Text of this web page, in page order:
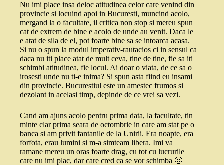
Nu imi place insa deloc atitudinea celor care venind din
provincie si locuind apoi in Bucuresti, muncind acolo,
mergand la o facultate, il critica non stop si mereu spun
cat de extrem de bine e acolo de unde au venit. Daca le
e atat de sila de el, pot foarte bine sa se intoarca acasa.
Si nu o spun la modul imperativ-rautacios ci in sensul ca
daca nu iti place atat de mult ceva, tine de tine, fie sa iti
schimbi atitudinea, fie locul. Ai doar o viata, de ce sa o
irosesti unde nu ti-e inima? Si spun asta fiind eu insami
din provincie. Bucurestiul este un amestec frumos si
dezolant in acelasi timp, depinde de ce vrei sa vezi.
Cand am ajuns acolo pentru prima data, la facultate, tin
minte clar prima seara de octombrie in care am stat pe o
banca si am privit fantanile de la Unirii. Era noapte, era
forfota, erau lumini si m-a simteam libera. Imi va
ramane mereu un oras foarte drag, cu tot cu lucrurile
care nu imi plac, dar care cred ca se vor schimba 🙂